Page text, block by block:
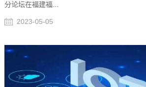
分论坛在福建福...
2023-05-05